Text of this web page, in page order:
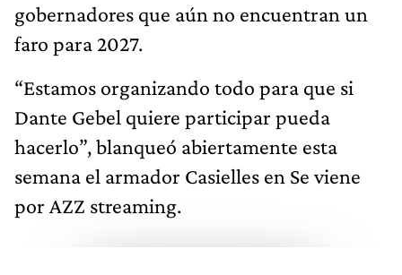
gobernadores que aún no encuentran un
faro para 2027.
“Estamos organizando todo para que si
Dante Gebel quiere participar pueda
hacerlo”, blanqueó abiertamente esta
semana el armador Casielles en Se viene
por AZZ streaming.